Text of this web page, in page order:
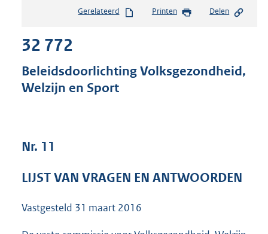
s
d
s
:
Gerelateerd Printen Delen
32 772
Beleidsdoorlichting Volksgezondheid,
Welzijn en Sport
Nr. 11
LIJST VAN VRAGEN EN ANTWOORDEN
Vastgesteld 31 maart 2016